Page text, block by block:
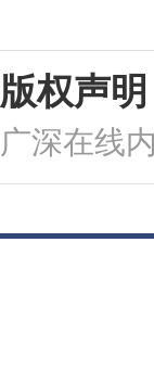
版权声明
广深在线